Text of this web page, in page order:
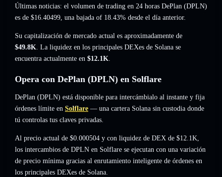
Últimas noticias: el volumen de trading en 24 horas DePlan (DPLN)
es de $16.40499, una bajada of 18.43% desde el día anterior.
Su capitalización de mercado actual es aproximadamente de
$49.8K. La liquidez en los principales DEXes de Solana se
encuentra actualmente en $12.1K.
Opera con DePlan (DPLN) en Solflare
DePlan (DPLN) está disponible para intercámbialo al instante y fija
órdenes límite en Solflare — una cartera Solana sin custodia donde
tú controlas tus claves privadas.
Al precio actual de $0.000504 y con liquidez de DEX de $12.1K,
los intercambios de DPLN en Solflare se ejecutan con una variación
de precio mínima gracias al enrutamiento inteligente de órdenes en
los principales DEXes de Solana.